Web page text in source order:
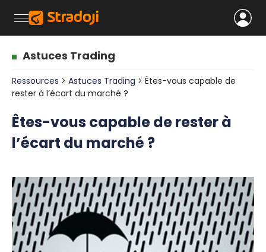
Astuces Trading
Ressources > Astuces Trading > Êtes-vous capable de
rester à l’écart du marché ?
Êtes-vous capable de rester à
l’écart du marché ?